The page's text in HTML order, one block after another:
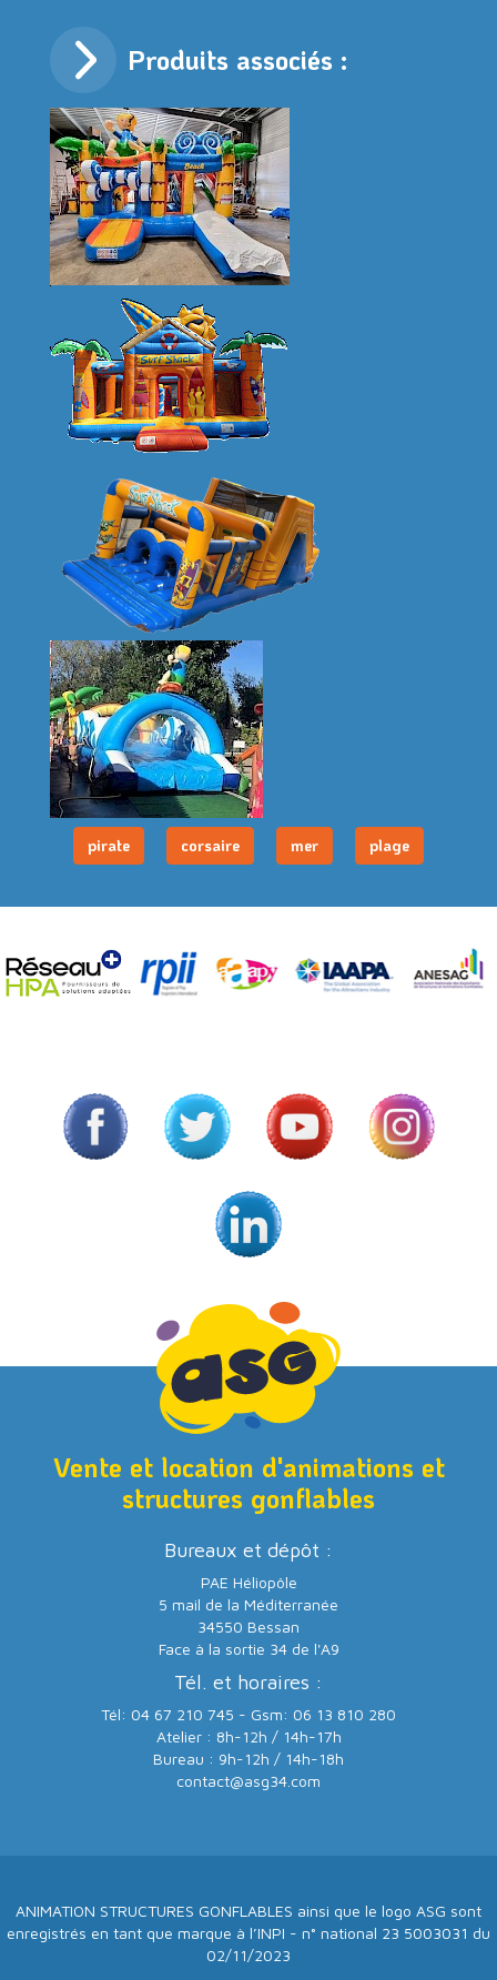
Produits associés :
pirate corsaire mer plage
Vente et location d'animations et
structures gonflables
Bureaux et dépôt :
PAE Héliopôle
5 mail de la Méditerranée
34550 Bessan
Face à la sortie 34 de l'A9
Tél. et horaires :
Tél: 04 67 210 745 - Gsm: 06 13 810 280
Atelier : 8h-12h / 14h-17h
Bureau : 9h-12h / 14h-18h
contact@asg34.com
ANIMATION STRUCTURES GONFLABLES ainsi que le logo ASG sont
enregistrés en tant que marque à l’INPI - n° national 23 5003031 du
02/11/2023